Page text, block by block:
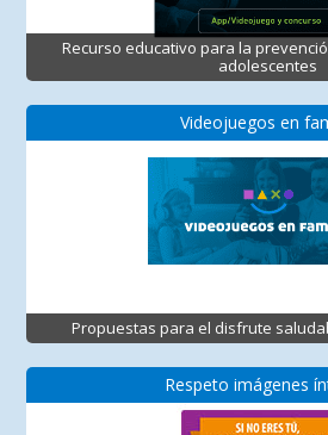
Recurso educativo para la
adolescentes
Videojuegos en
Propuestas para el disfrute
Respeto imágenes